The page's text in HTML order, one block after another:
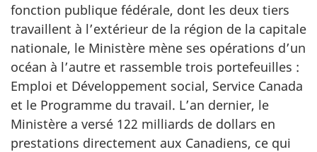
fonction publique fédérale, dont les deux tiers
travaillent à l’extérieur de la région de la capitale
nationale, le Ministère mène ses opérations d’un
océan à l’autre et rassemble trois portefeuilles :
Emploi et Développement social, Service Canada
et le Programme du travail. L’an dernier, le
Ministère a versé 122 milliards de dollars en
prestations directement aux Canadiens, ce qui